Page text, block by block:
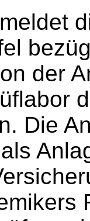
der
Die